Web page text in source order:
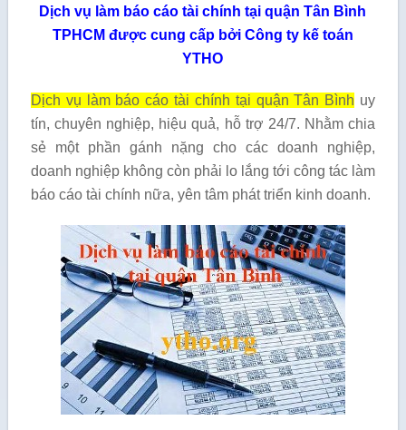
Dịch vụ làm báo cáo tài chính tại quận Tân Bình
TPHCM được cung cấp bởi Công ty kế toán
YTHO
Dịch vụ làm báo cáo tài chính tại quận Tân Bình uy
tín, chuyên nghiệp, hiệu quả, hỗ trợ 24/7. Nhằm chia
sẻ một phần gánh nặng cho các doanh nghiệp,
doanh nghiệp không còn phải lo lắng tới công tác làm
báo cáo tài chính nữa, yên tâm phát triển kinh doanh.